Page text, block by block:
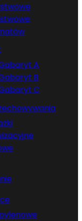
A
B
C